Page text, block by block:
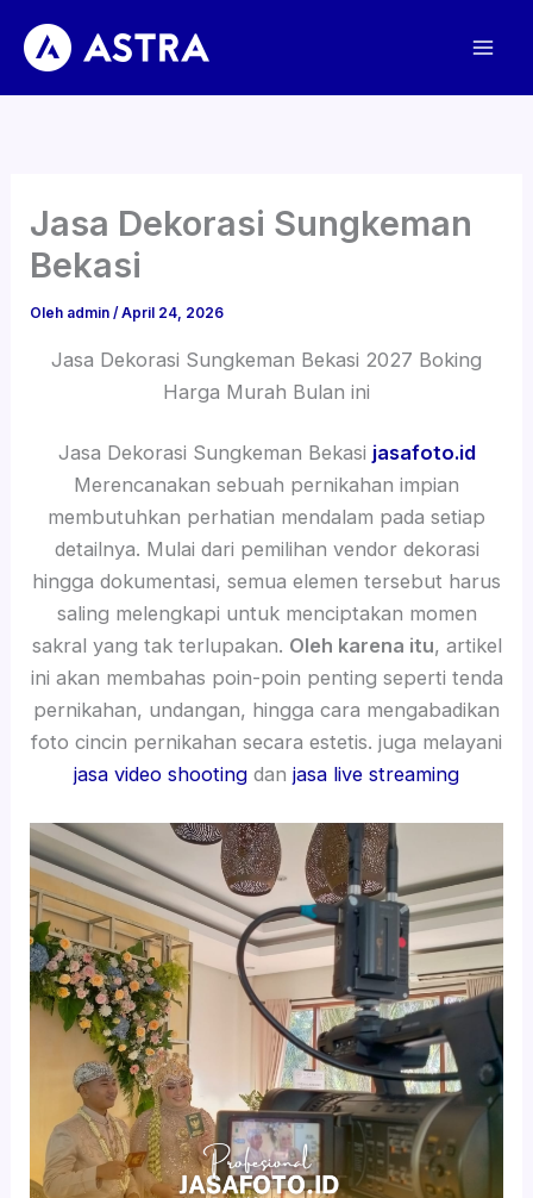
konten
Jasa Dekorasi Sungkeman
Bekasi
Oleh admin/April 24, 2026
Jasa Dekorasi Sungkeman Bekasi 2027 Boking
Harga Murah Bulan ini
Jasa Dekorasi Sungkeman Bekasi jasafoto.id
Merencanakan sebuah pernikahan impian
membutuhkan perhatian mendalam pada setiap
detailnya. Mulai dari pemilihan vendor dekorasi
hingga dokumentasi, semua elemen tersebut harus
saling melengkapi untuk menciptakan momen
sakral yang tak terlupakan. Oleh karena itu, artikel
ini akan membahas poin-poin penting seperti tenda
pernikahan, undangan, hingga cara mengabadikan
foto cincin pernikahan secara estetis. juga melayani
jasa video shooting dan jasa live streaming